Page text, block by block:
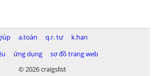
a.toàn q.r. tư
k.hạn
ứng dụng
sơ đồ trang web
© 2026 craigslist